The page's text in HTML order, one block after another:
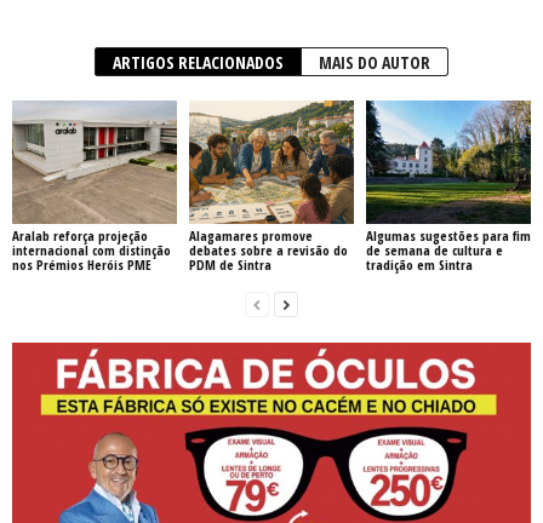
ARTIGOS RELACIONADOS MAIS DO AUTOR
Aralab reforça projeção
internacional com distinção
nos Prémios Heróis PME
Alagamares promove
debates sobre a revisão do
PDM de Sintra
Algumas sugestões para fim
de semana de cultura e
tradição em Sintra